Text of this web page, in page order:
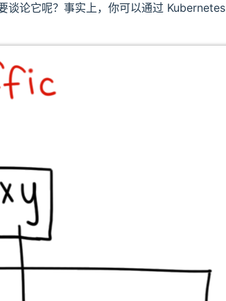
谈论它呢？事实上，你可以通过 Kubernetes